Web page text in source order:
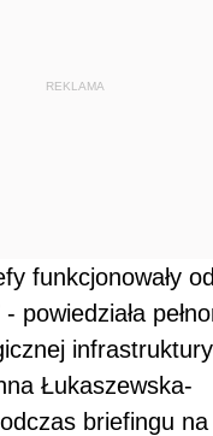
REKLAMA
funkcjonowały
powiedziała
infrastruktury
Łukaszewska-
briefingu